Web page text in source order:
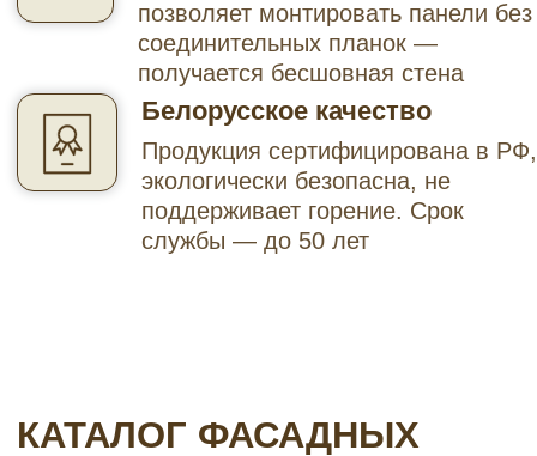
проекту: кирпич, камень или сланец.
Также в наличии имеются все
необходимые комплектующие для